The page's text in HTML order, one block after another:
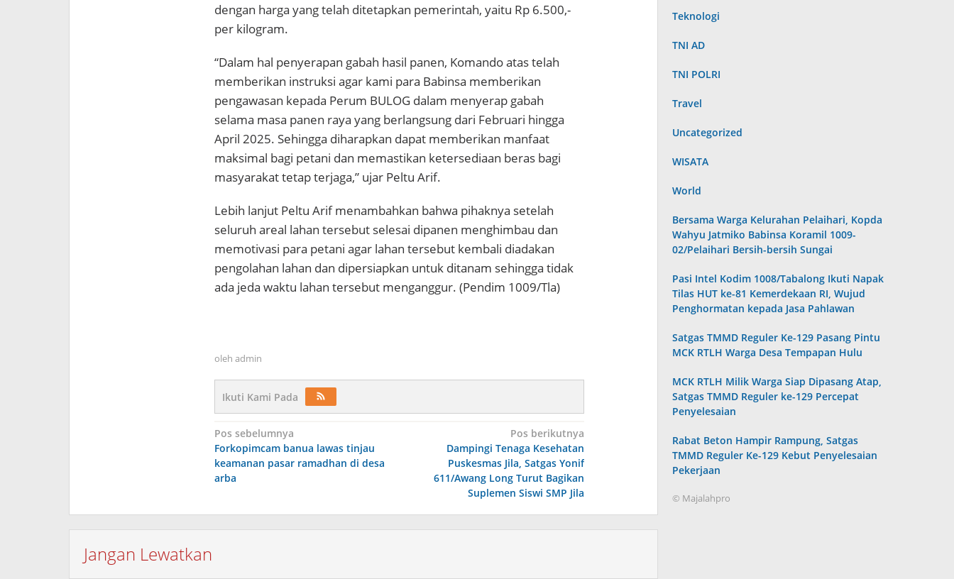
dengan harga yang telah ditetapkan pemerintah, yaitu Rp 6.500,-
per kilogram.
“Dalam hal penyerapan gabah hasil panen, Komando atas telah
memberikan instruksi agar kami para Babinsa memberikan
pengawasan kepada Perum BULOG dalam menyerap gabah
selama masa panen raya yang berlangsung dari Februari hingga
April 2025. Sehingga diharapkan dapat memberikan manfaat
maksimal bagi petani dan memastikan ketersediaan beras bagi
masyarakat tetap terjaga,” ujar Peltu Arif.
Lebih lanjut Peltu Arif menambahkan bahwa pihaknya setelah
seluruh areal lahan tersebut selesai dipanen menghimbau dan
memotivasi para petani agar lahan tersebut kembali diadakan
pengolahan lahan dan dipersiapkan untuk ditanam sehingga tidak
ada jeda waktu lahan tersebut menganggur. (Pendim 1009/Tla)
oleh admin
Ikuti Kami Pada
Navigasi
pos
Pos sebelumnya
Forkopimcam banua lawas tinjau
keamanan pasar ramadhan di desa
arba
Pos berikutnya
Dampingi Tenaga Kesehatan
Puskesmas Jila, Satgas Yonif
611/Awang Long Turut Bagikan
Suplemen Siswi SMP Jila
Jangan Lewatkan
Teknologi
TNI AD
TNI POLRI
Travel
Uncategorized
WISATA
World
Bersama Warga Kelurahan Pelaihari, Kopda
Wahyu Jatmiko Babinsa Koramil 1009-
02/Pelaihari Bersih-bersih Sungai
Pasi Intel Kodim 1008/Tabalong Ikuti Napak
Tilas HUT ke-81 Kemerdekaan RI, Wujud
Penghormatan kepada Jasa Pahlawan
Satgas TMMD Reguler Ke-129 Pasang Pintu
MCK RTLH Warga Desa Tempapan Hulu
MCK RTLH Milik Warga Siap Dipasang Atap,
Satgas TMMD Reguler ke-129 Percepat
Penyelesaian
Rabat Beton Hampir Rampung, Satgas
TMMD Reguler Ke-129 Kebut Penyelesaian
Pekerjaan
© Majalahpro